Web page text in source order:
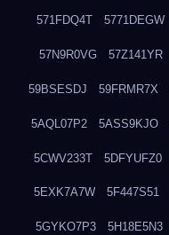
571FDQ4T 5771DEGW
57N9R0VG 57Z141YR
59BSESDJ 59FRMR7X
5AQL07P2 5ASS9KJO
5CWV233T 5DFYUFZ0
5EXK7A7W 5F447S51
5GYKO7P3 5H18E5N3